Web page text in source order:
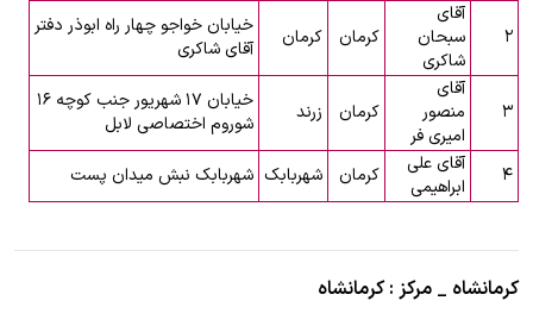
۲
آقای
سبحان
شاکری
کرمان کرمان
خیابان خواجو چهار راه ابوذر دفتر
آقای شاکری
۳
آقای
منصور
امیری فر
کرمان زرند
خیابان ۱۷ شهریور جنب کوچه ۱۶
شوروم اختصاصی لابل
۴
آقای علی
ابراهیمی
کرمان شهربابک شهربابک نبش میدان پست
کرمانشاه _ مرکز : کرمانشاه